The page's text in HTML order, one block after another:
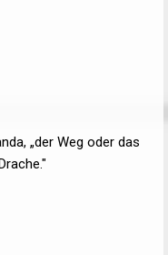
„der Weg oder das